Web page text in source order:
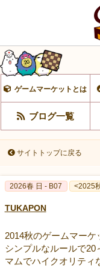
ゲームマーケットとは
ブログ一覧
サイトトップに戻る
2026春 日 - B07 <2025
TUKAPON
2014秋のゲームマーケ
シンプルなルールで20
マムでハイクオリティ